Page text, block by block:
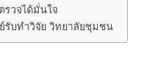
วจได้มั่นใจ
รับทำวิจัย วิทยาลัยชุมชน